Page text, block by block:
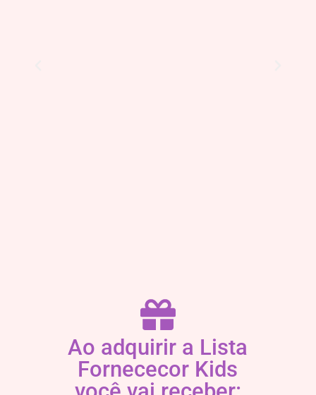
Ao adquirir a Lista
Fornececor Kids